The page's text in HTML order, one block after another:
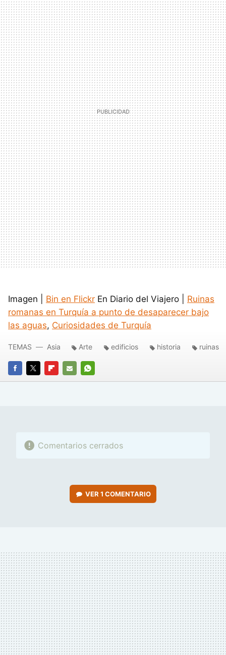
Imagen | Bin en Flickr En Diario del Viajero | Ruinas
romanas en Turquía a punto de desaparecer bajo
las aguas, Curiosidades de Turquía
FACEBOOK
TWITTERFLIPBOARD
E-
WHATSAPP
TEMAS Asia Arte edificios historia ruinas
Comentarios cerrados
VER 1 COMENTARIO